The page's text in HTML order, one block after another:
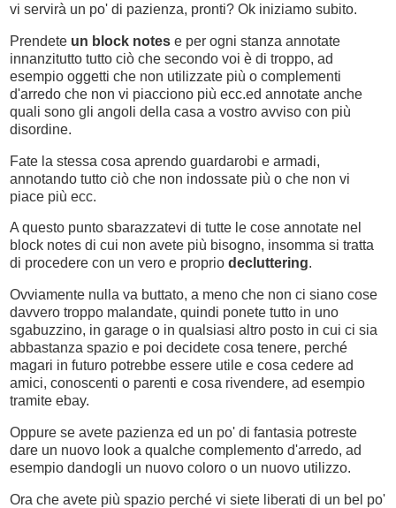
vi servirà un po' di pazienza, pronti? Ok iniziamo subito.
Prendete un block notes e per ogni stanza annotate
innanzitutto tutto ciò che secondo voi è di troppo, ad
esempio oggetti che non utilizzate più o complementi
d'arredo che non vi piacciono più ecc.ed annotate anche
quali sono gli angoli della casa a vostro avviso con più
disordine.
Fate la stessa cosa aprendo guardarobi e armadi,
annotando tutto ciò che non indossate più o che non vi
piace più ecc.
A questo punto sbarazzatevi di tutte le cose annotate nel
block notes di cui non avete più bisogno, insomma si tratta
di procedere con un vero e proprio decluttering.
Ovviamente nulla va buttato, a meno che non ci siano cose
davvero troppo malandate, quindi ponete tutto in uno
sgabuzzino, in garage o in qualsiasi altro posto in cui ci sia
abbastanza spazio e poi decidete cosa tenere, perché
magari in futuro potrebbe essere utile e cosa cedere ad
amici, conoscenti o parenti e cosa rivendere, ad esempio
tramite ebay.
Oppure se avete pazienza ed un po' di fantasia potreste
dare un nuovo look a qualche complemento d'arredo, ad
esempio dandogli un nuovo coloro o un nuovo utilizzo.
Ora che avete più spazio perché vi siete liberati di un bel po'